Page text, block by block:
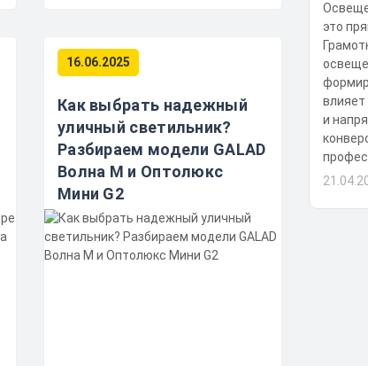
16.06.2025
Как выбрать надежный
уличный светильник?
Разбираем модели GALAD
Волна M и Оптолюкс
Мини G2
это
влияет
и